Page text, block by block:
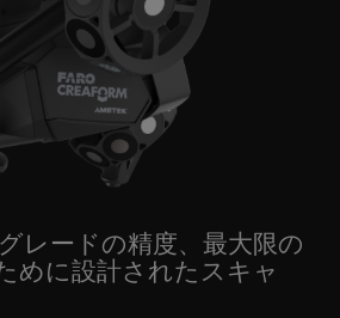
レードの精度、最大限の
めに設計されたスキャ